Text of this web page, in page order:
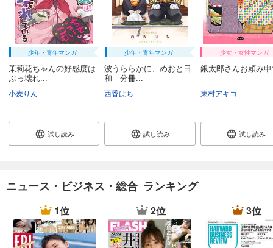
試し読み
あらすじを表示する
週刊東洋経済 2026/1/10・1/17合併号
880円 (税込)
カート
試し読み
週刊東洋経済 2025/12/27・2026/1/3合併号
880円 (税込)
あらすじを表示する
週刊東洋経済 2025/12/20号
880円 (税込)
カート
少年・青年マンガ
茉莉花ちゃんの好感度は
ぶっ壊れ...
小麦りん
試し読み
少年・青年マンガ
波うららかに、めおと日
和 分冊...
西香はち
試し読み
少女・女性マンガ
銀太郎さんお頼み
東村アキコ
試し読み
ニュース・ビジネス・総合 ランキング
1位 2位 3位